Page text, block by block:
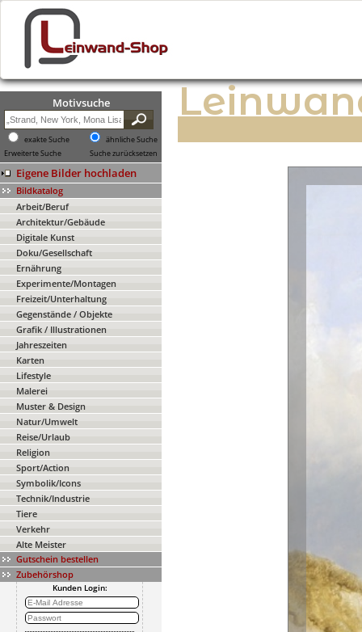
Motivsuche
exakte Suche
ähnliche Suche
Erweiterte Suche
Suche zurücksetzen
Eigene Bilder hochladen
Bildkatalog
Arbeit/Beruf
Architektur/Gebäude
Digitale Kunst
Doku/Gesellschaft
Ernährung
Experimente/Montagen
Freizeit/Unterhaltung
Gegenstände / Objekte
Grafik / Illustrationen
Jahreszeiten
Karten
Lifestyle
Malerei
Muster & Design
Natur/Umwelt
Reise/Urlaub
Religion
Sport/Action
Symbolik/Icons
Technik/Industrie
Tiere
Verkehr
Alte Meister
Gutschein bestellen
Zubehörshop
Kunden Login: